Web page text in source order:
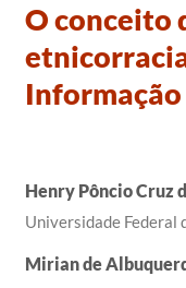
O conceito
Informação
Henry Pôncio Cruz
Universidade Federal
Mirian de